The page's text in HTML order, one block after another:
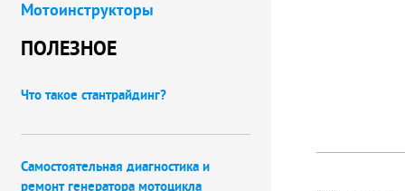
Мотоинструкторы
ПОЛЕЗНОЕ
Что такое стантрайдинг?
Самостоятельная диагностика и
ремонт генератора мотоцикла